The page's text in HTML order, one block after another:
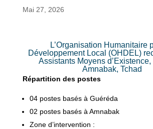
Mai 27, 2026
L’Organisation Humanitaire
Développement Local (OHDEL)
Assistants Moyens d’Existence,
Amnabak, Tchad
Répartition des postes
04 postes basés à Guéréda
02 postes basés à Amnabak
Zone d’intervention :